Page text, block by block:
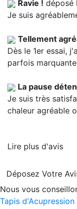
Ravie ! déposé
Je suis
Tellement
Dès le 1er essai,
parfois
La pause
Je suis très
chaleur agréable
Lire plus d'avis
Déposez Votre
Nous vous
Tapis